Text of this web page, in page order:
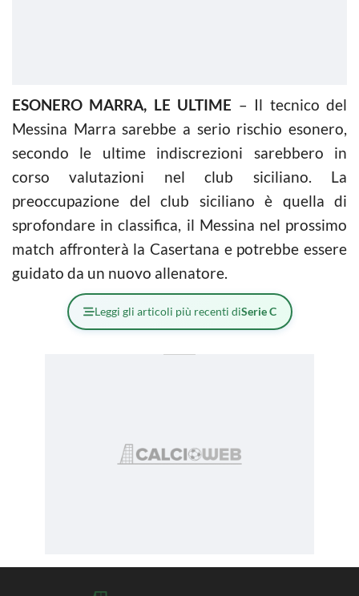
ESONERO MARRA, LE ULTIME – Il tecnico del
Messina Marra sarebbe a serio rischio esonero,
secondo le ultime indiscrezioni sarebbero in
corso valutazioni nel club siciliano. La
preoccupazione del club siciliano è quella di
sprofondare in classifica, il Messina nel prossimo
match affronterà la Casertana e potrebbe essere
guidato da un nuovo allenatore.
Leggi gli articoli più recenti diSerie C